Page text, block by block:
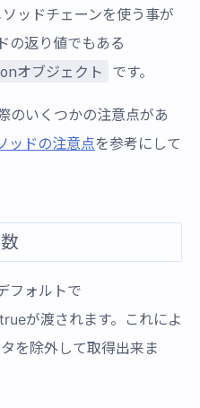
ソッドチェーンを使う事が
の返り値でもある
ブジェクト です。
のいくつかの注意点があ
ッドの注意点を参考にして
フォルトで
が渡されます。これによ
を除外して取得出来ま